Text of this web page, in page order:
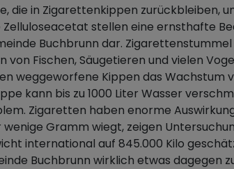
die in Zigarettenkippen zurückbleiben,
stellen eine ernsthafte
Buchbrunn dar.
von Fischen, Säugetieren und vielen
weggeworfene Kippen das Wachstum
kann bis zu 1000 Liter Wasser
Zigaretten haben enorme
wenige Gramm wiegt, zeigen
international auf 845.000 Kilo
Buchbrunn wirklich etwas dagegen